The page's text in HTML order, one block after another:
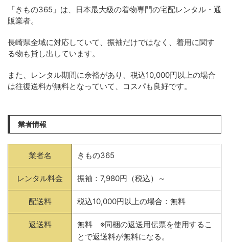
「きもの365」は、日本最大級の着物専門の宅配レンタル・通
販業者。
長崎県全域に対応していて、振袖だけではなく、着用に関す
る物も貸し出しています。
また、レンタル期間に余裕があり、税込10,000円以上の場合
は往復送料が無料となっていて、コスパも良好です。
業者情報
業者名 きもの365
レンタル料金 振袖：7,980円（税込）～
配送料 税込10,000円以上の場合：無料
返送料
無料 ※同梱の返送用伝票を使用するこ
とで返送料が無料になる。